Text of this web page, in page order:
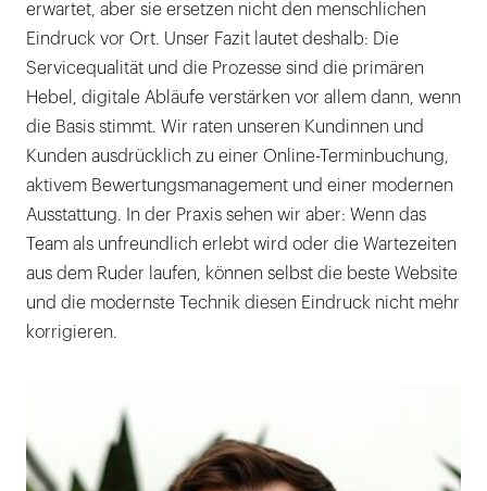
erwartet, aber sie ersetzen nicht den menschlichen
Eindruck vor Ort. Unser Fazit lautet deshalb: Die
Servicequalität und die Prozesse sind die primären
Hebel, digitale Abläufe verstärken vor allem dann, wenn
die Basis stimmt. Wir raten unseren Kundinnen und
Kunden ausdrücklich zu einer Online-Terminbuchung,
aktivem Bewertungsmanagement und einer modernen
Ausstattung. In der Praxis sehen wir aber: Wenn das
Team als unfreundlich erlebt wird oder die Wartezeiten
aus dem Ruder laufen, können selbst die beste Website
und die modernste Technik diesen Eindruck nicht mehr
korrigieren.